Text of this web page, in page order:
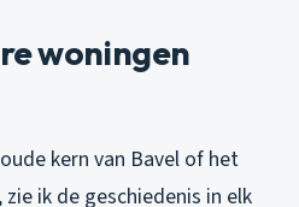
woningen
kern van Bavel of het
ik de geschiedenis in elk